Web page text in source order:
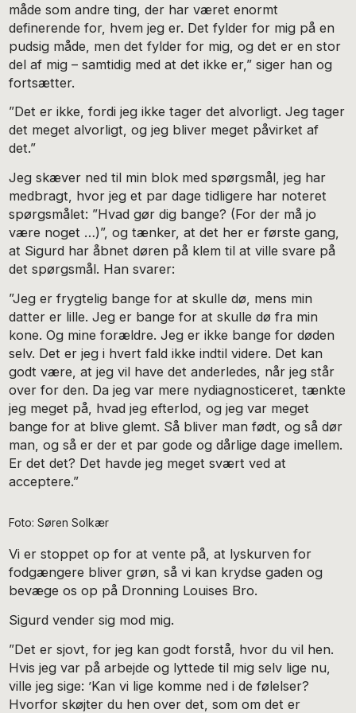
måde som andre ting, der har været enormt
definerende for, hvem jeg er. Det fylder for mig på en
pudsig måde, men det fylder for mig, og det er en stor
del af mig – samtidig med at det ikke er,” siger han og
fortsætter.
”Det er ikke, fordi jeg ikke tager det alvorligt. Jeg tager
det meget alvorligt, og jeg bliver meget påvirket af
det.”
Jeg skæver ned til min blok med spørgsmål, jeg har
medbragt, hvor jeg et par dage tidligere har noteret
spørgsmålet: ”Hvad gør dig bange? (For der må jo
være noget …)”, og tænker, at det her er første gang,
at Sigurd har åbnet døren på klem til at ville svare på
det spørgsmål. Han svarer:
”Jeg er frygtelig bange for at skulle dø, mens min
datter er lille. Jeg er bange for at skulle dø fra min
kone. Og mine forældre. Jeg er ikke bange for døden
selv. Det er jeg i hvert fald ikke indtil videre. Det kan
godt være, at jeg vil have det anderledes, når jeg står
over for den. Da jeg var mere nydiagnosticeret, tænkte
jeg meget på, hvad jeg efterlod, og jeg var meget
bange for at blive glemt. Så bliver man født, og så dør
man, og så er der et par gode og dårlige dage imellem.
Er det det? Det havde jeg meget svært ved at
acceptere.”
Foto: Søren Solkær
Vi er stoppet op for at vente på, at lyskurven for
fodgængere bliver grøn, så vi kan krydse gaden og
bevæge os op på Dronning ­Louises Bro.
Sigurd vender sig mod mig.
”Det er sjovt, for jeg kan godt forstå, hvor du vil hen.
Hvis jeg var på arbejde og lyttede til mig selv lige nu,
ville jeg sige: ’Kan vi lige komme ned i de følelser?
Hvorfor skøjter du hen over det, som om det er